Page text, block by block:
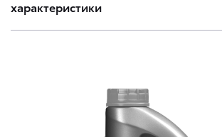
характеристики